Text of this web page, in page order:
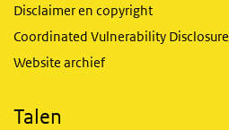
Disclaimer en copyright
Coordinated Vulnerability Disclosure
Website archief
Talen